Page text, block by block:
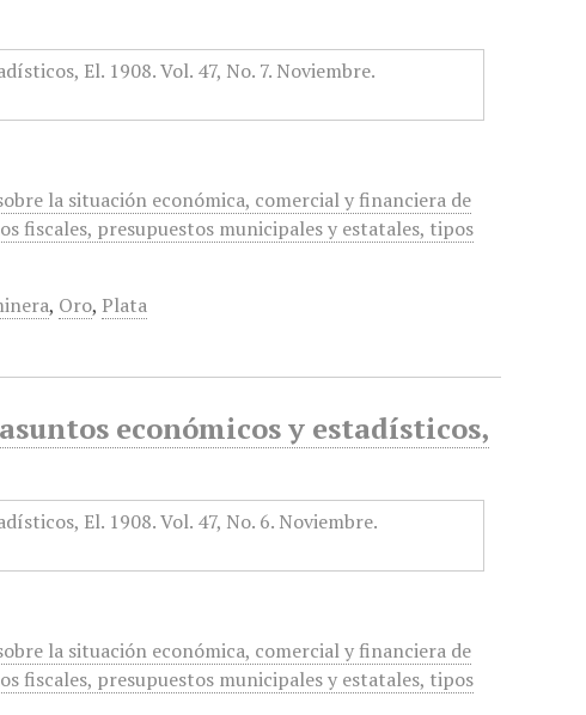
la situación económica, comercial y financiera de
fiscales, presupuestos municipales y estatales, tipos
, Oro, Plata
económicos y estadísticos,
la situación económica, comercial y financiera de
fiscales, presupuestos municipales y estatales, tipos